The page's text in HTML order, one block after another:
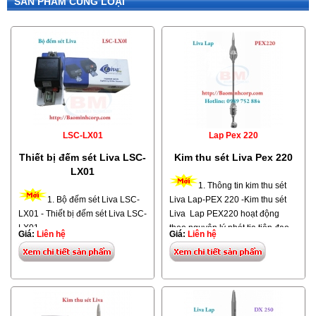
LSC-LX01
Thiết bị đếm sét Liva LSC-
LX01
1. Bộ đếm sét Liva LSC-
LX01 - Thiết bị đếm sét Liva LSC-
LX01
-Thiết bị đếm sét Livađược nhập
khẩu từ Thổ Nhĩ Kỳ -Công dụng
bộ đếm sét dùng để gắn vào hệ
số lần sét đánh vào thiết bị thu
Giá: Liên hệ
Lap Pex 220
Kim thu sét Liva Pex 220
1. Thông tin kim thu sét
Liva Lap-PEX 220 -Kim thu sét
Liva Lap PEX220 hoạt động
theo nguyên lý phát tia tiên đạo
sớm được nhập khẩu từ Thổ Nhĩ
Kỳ. -Kim chống sétLiva Lap-PEX
ta lắp đặt với độ cao h= 5m tính
từ đỉnh đầu kim đến mặt phẳng
cần bảo vệ. Tuy nhiên để đảm
Giá: Liên hệ